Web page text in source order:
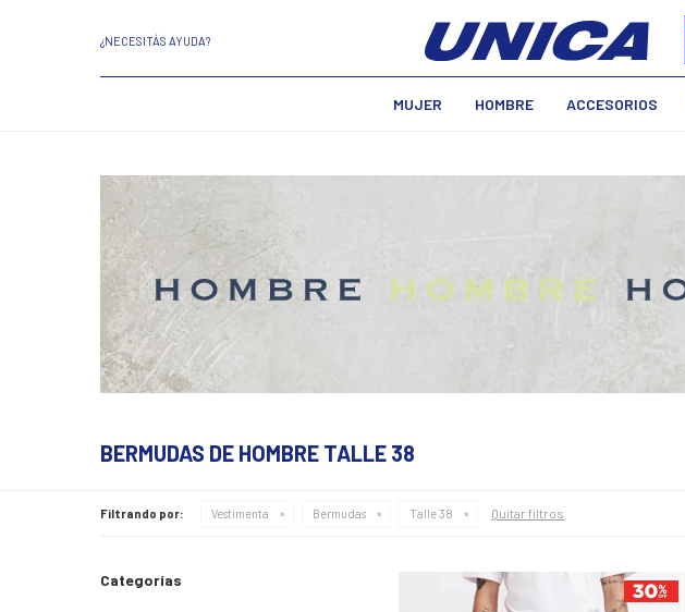
MUJER HOMBRE ACCESORIOS
¿NECESITÁS AYUDA?
BERMUDAS DE HOMBRE TALLE 38
Filtrando por: Vestimenta Bermudas Talle 38 Quitar filtros
Categorías